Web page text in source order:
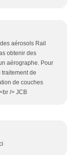
aérosols Rail
obtenir des
aérographe. Pour
de
de couches
/> JCB